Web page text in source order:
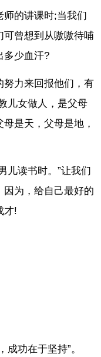
师的讲课时;当我们
可曾想到从嗷嗷待哺
多少血汗?
努力来回报他们，有
儿女做人，是父母
是天，父母是地，
儿读书时。”让我们
因为，给自己最好的
才!
功在于坚持”。